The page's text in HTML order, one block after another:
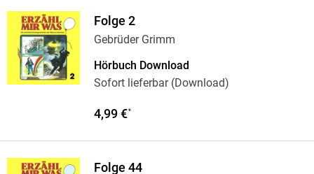
Folge 2
Gebrüder Grimm
Hörbuch Download
Sofort lieferbar (Download)
4,99 €*
Folge 44